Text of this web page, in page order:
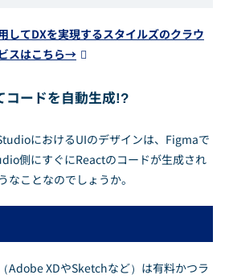
てDXを実現するスタイルズのクラウ
スはこちら→
コードを自動生成!?
におけるUIのデザインは、Figmaで
側にすぐにReactのコードが生成され
なことなのでしょうか。
Adobe XDやSketchなど）は有料かつラ